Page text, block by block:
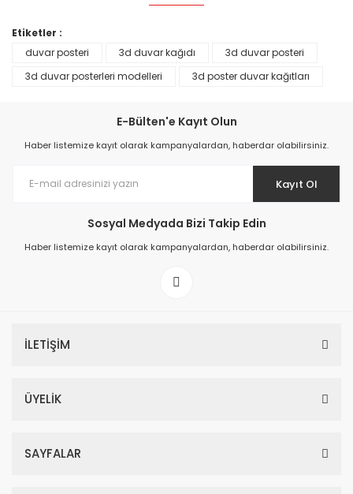
Etiketler :
duvar posteri
3d duvar kağıdı
3d duvar posteri
3d duvar posterleri modelleri
3d poster duvar kağıtları
E-Bülten'e Kayıt Olun
Haber listemize kayıt olarak kampanyalardan, haberdar olabilirsiniz.
Kayıt Ol
Sosyal Medyada Bizi Takip Edin
Haber listemize kayıt olarak kampanyalardan, haberdar olabilirsiniz.
İLETİŞİM
ÜYELİK
SAYFALAR